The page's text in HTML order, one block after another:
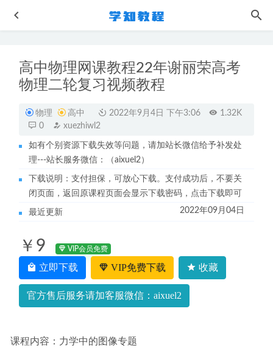
高中物理网课教程22年谢丽荣高考
物理二轮复习视频教程
物理 高中 2022年9月4日 下午3:06
1.32K
0
xuezhiwl2
如有个别资源下载失效等问题，请加站长微信给予补发处
理---站长服务微信：（aixuel2）
下载说明：支付担保，可放心下载。支付成功后，不要关
闭页面，返回原课程页面会显示下载密码，点击下载即可
最近更新 2022年09月04日
￥9 VIP会员免费
立即下载 VIP免费下载 收藏
官方售后服务请加客服微信：aixuel2
课程内容：力学中的图像专题
作业帮李播恩2023高三英语s全年班（暑/秋/寒/春班） 2023-
10-02
会计考证网课2022注册会计师普通班视频教程+讲义 2022-
11-30
初中生物网课教程简单学习网丁蕊初二生物视频教程全套
2021计算机一级MS OFFICE办公软件网课资源下载
11-20
23年高中地理网课2023张艳萍高三地理视频教程+讲义暑假
班 2022-12-19